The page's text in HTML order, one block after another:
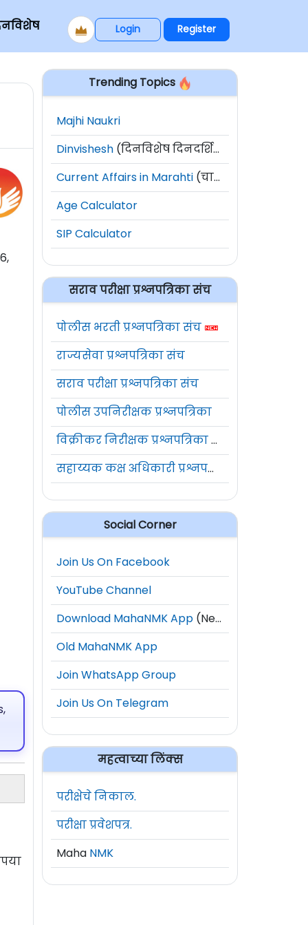
Login Register
Trending Topics
Majhi Naukri
Dinvishesh (दिनविशेष दिनदर्शिका)
Current Affairs in Marahti (चालू घडामोडी)
Age Calculator
SIP Calculator
सराव परीक्षा प्रश्नपत्रिका संच
पोलीस भरती प्रश्नपत्रिका संच
राज्यसेवा प्रश्नपत्रिका संच
सराव परीक्षा प्रश्नपत्रिका संच
पोलीस उपनिरीक्षक प्रश्नपत्रिका
विक्रीकर निरीक्षक प्रश्नपत्रिका संच
सहाय्यक कक्ष अधिकारी प्रश्नपत्रिका संच
Social Corner
Join Us On Facebook
YouTube Channel
Download MahaNMK App (New)
Old MahaNMK App
Join WhatsApp Group
Join Us On Telegram
महत्वाच्या लिंक्स
परीक्षेचे निकाल.
परीक्षा प्रवेशपत्र.
Maha NMK